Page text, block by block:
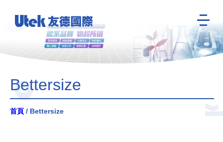
Bettersize
首頁 / Bettersize